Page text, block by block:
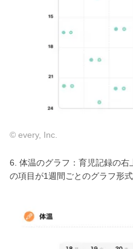
© every, Inc.
6. 体温のグラフ：育児記録の右
の項目が1週間ごとのグラフ形式